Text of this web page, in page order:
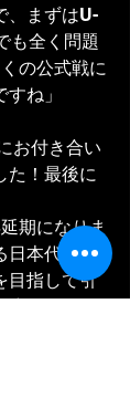
、まずはU-
も全く問題
の公式戦に
ね」
お付き合い
た！最後に
期になりま
日本代表と
目指して引